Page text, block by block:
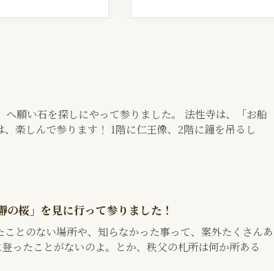
願い石を探しにやって参りました。 法性寺は、「お船
楽しんで参ります！ 1階に仁王像、2階に鐘を吊るし
桜」を見に行って参りました！
とのない場所や、知らなかった事って、案外たくさんあ
ったことがないのよ。とか、秩父の札所は何か所ある